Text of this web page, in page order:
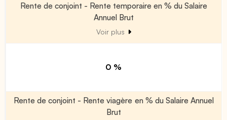
Rente de conjoint - Rente temporaire en % du Salaire
Annuel Brut
Voir plus
0 %
Rente de conjoint - Rente viagère en % du Salaire Annuel
Brut